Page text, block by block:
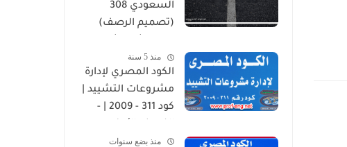
السعودي 308
(تصميم الرصف)
لمحتويات الكود وأهم
بنوده
منذ 5 سنة
الكود المصري لإدارة
مشروعات التشييد |
كود 311 - 2009 | -
منذ بضع سنوات